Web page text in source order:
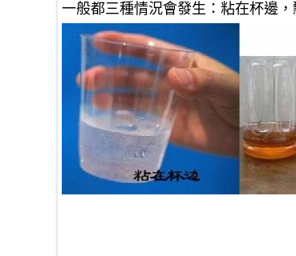
一般都三種情況會發生：粘在杯邊